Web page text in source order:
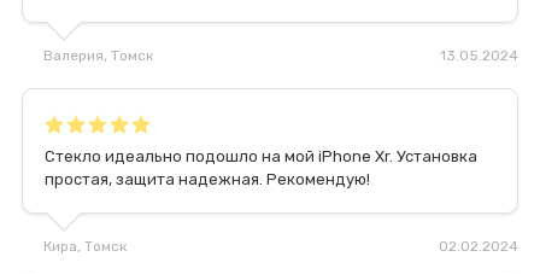
Валерия, Томск 13.05.2024
Стекло идеально подошло на мой iPhone Xr. Установка
простая, защита надежная. Рекомендую!
Кира, Томск 02.02.2024